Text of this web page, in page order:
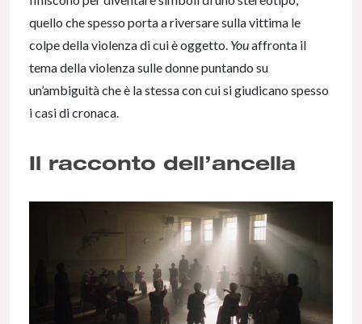
quello che spesso porta a riversare sulla vittima le
colpe della violenza di cui è oggetto. Youaffronta il
tema della violenza sulle donne puntando su
un’ambiguità che è la stessa con cui si giudicano spesso
i casi di cronaca.
Il racconto dell’ancella